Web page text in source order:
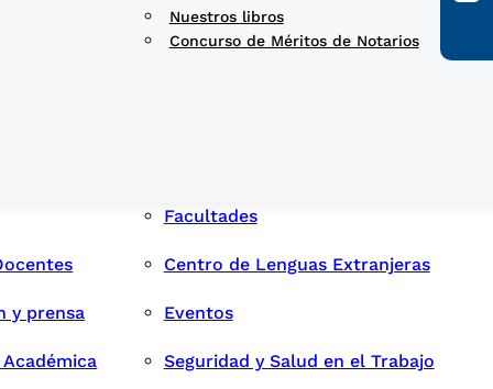
Concurso de Méritos de Notarios
Nuestros libros
Facultades
Centro de Lenguas Extranjeras
y prensa Eventos
Seguridad y Salud en el Trabajo